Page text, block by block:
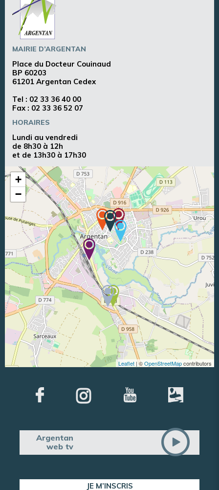
MAIRIE D’ARGENTAN
Place du Docteur Couinaud
BP 60203
61201 Argentan Cedex
Tel : 02 33 36 40 00
Fax : 02 33 36 52 07
HORAIRES
Lundi au vendredi
de 8h30 à 12h
et de 13h30 à 17h30
+
−
Leaflet | ©OpenStreetMapcontributors
Argentan
web tv
JE M’INSCRIS